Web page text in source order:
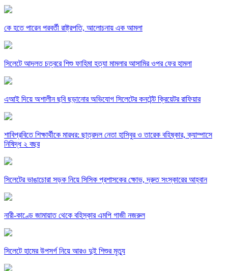
কে হতে পারেন পরবর্তী রাষ্ট্রপতি, আলোচনায় এক আমলা
সিলেটে আদলত চত্বরে শিশু ফাহিমা হত্যা মামলার আসামির ওপর ফের হামলা
এআই দিয়ে অশালীন ছবি ছড়ানোর অভিযোগ সিলেটের কনটেন্ট ক্রিয়েটর রাফিয়ার
শাবিপ্রবিতে শিক্ষার্থীকে মারধর: ছাত্রদল নেতা হাসিবুর ও তারেক বহিষ্কার, ক্যাম্পাসে
নিষিদ্ধ ২ বছর
সিলেটের ভাঙাচোরা সড়ক নিয়ে সিসিক প্রশাসকের ক্ষোভ, দ্রুত সংস্কারের আহ্বান
নারী-কাণ্ডে জামায়াত থেকে বহিস্কার এমপি গাজী নজরুল
সিলেটে হামের উপসর্গ নিয়ে আরও দুই শিশুর মৃত্যু